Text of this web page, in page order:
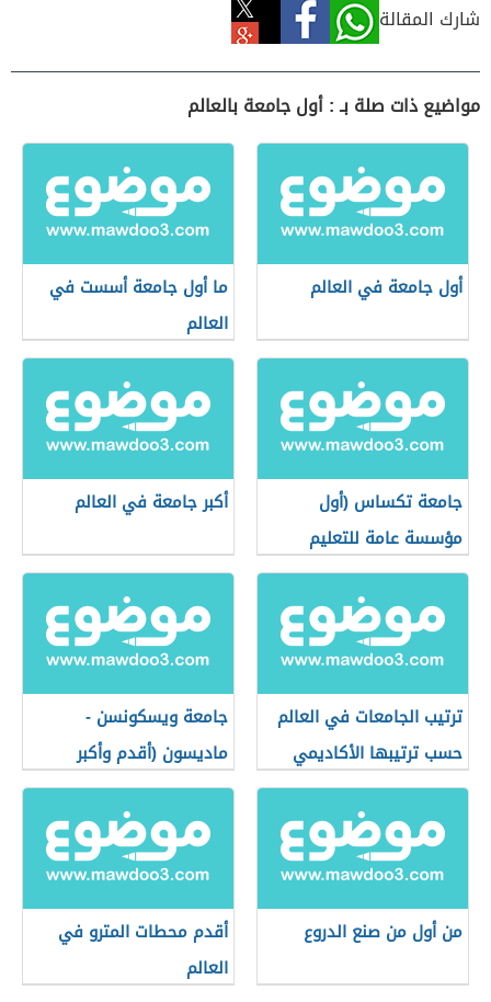
شارك المقالة
مواضيع ذات صلة بـ : أول جامعة بالعالم
أول جامعة في العالم
ما أول جامعة أسست في
العالم
جامعة تكساس (أول
مؤسسة عامة للتعليم
العالي في تكساس)
أكبر جامعة في العالم
ترتيب الجامعات في العالم
حسب ترتيبها الأكاديمي
جامعة ويسكونسن -
ماديسون (أقدم وأكبر
جامعة في ويسكونسن)
من أول من صنع الدروع
أقدم محطات المترو في
العالم